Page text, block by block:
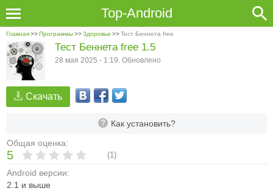
Top-Android
Главная>>Программы>>Здоровье >>Тест Беннета free
Скачать
Как установить?
Общая оценка:
5 (1)
Android версии:
2.1 и выше
Тест Беннета free 1.5
28 мая 2025 - 1:19. Обновлено